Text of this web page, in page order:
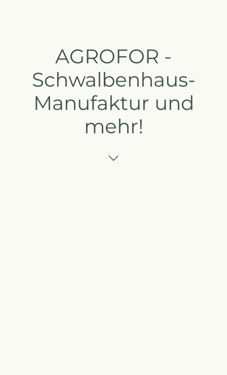
AGROFOR -
Schwalbenhaus-
Manufaktur und
mehr!